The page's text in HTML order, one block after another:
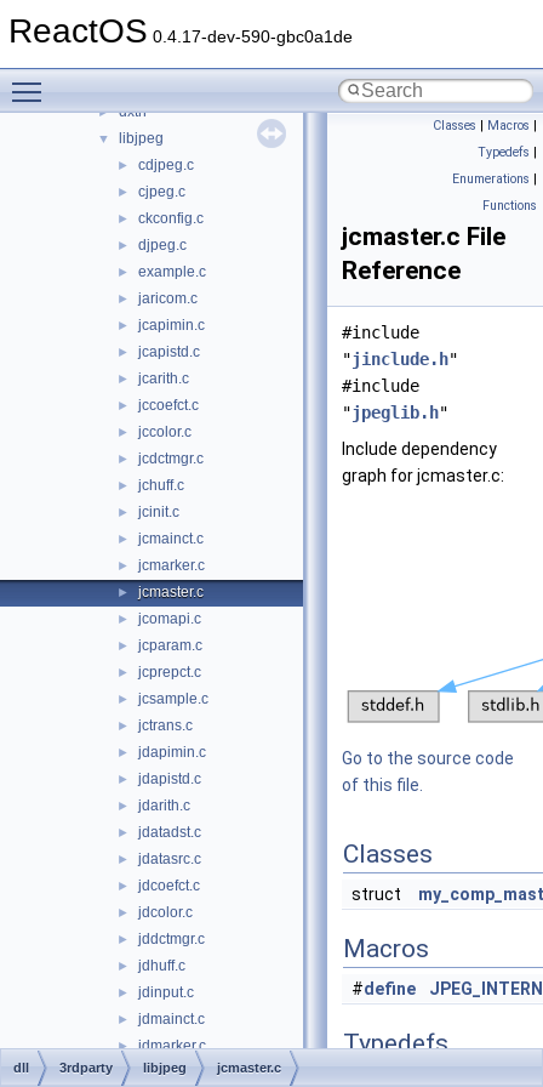
ReactOS 0.4.17-dev-590-gbc0a1de
► boot
► dxtn
▼ libjpeg
► cdjpeg.c
► cjpeg.c
► ckconfig.c
► djpeg.c
► example.c
► jaricom.c
► jcapimin.c
► jcapistd.c
► jcarith.c
► jccoefct.c
► jccolor.c
► jcdctmgr.c
► jchuff.c
► jcinit.c
► jcmainct.c
► jcmarker.c
► jcmaster.c
► jcomapi.c
► jcparam.c
► jcprepct.c
► jcsample.c
► jctrans.c
► jdapimin.c
► jdapistd.c
► jdarith.c
► jdatadst.c
► jdatasrc.c
► jdcoefct.c
► jdcolor.c
► jddctmgr.c
► jdhuff.c
► jdinput.c
► jdmainct.c
► jdmarker.c
► jdmaster.c
Classes | Macros |
Typedefs |
Enumerations |
Functions
jcmaster.c File
Reference
#include
"jinclude.h"
#include
"jpeglib.h"
Include dependency
graph for jcmaster.c:
Go to the source code
of this file.
Classes
struct
Macros
#define
Typedefs
dll 3rdparty libjpeg jcmaster.c